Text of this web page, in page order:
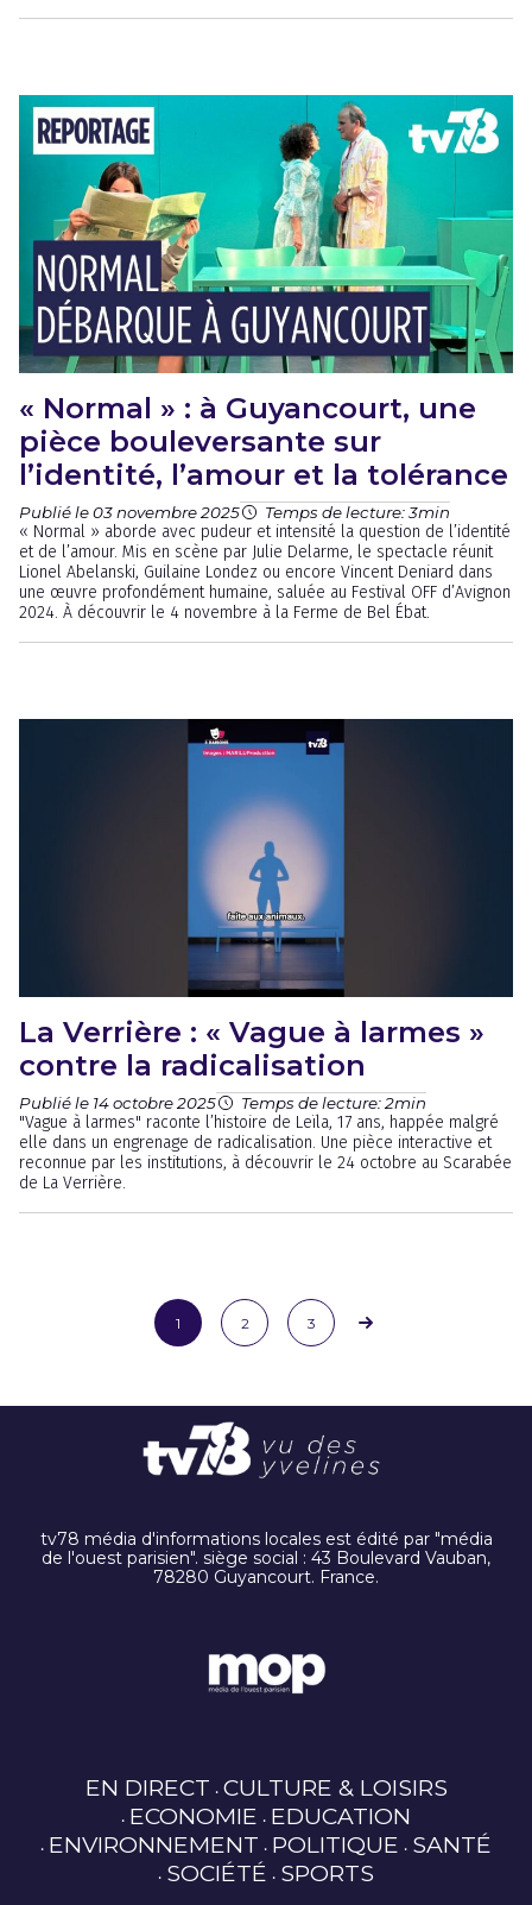
« Normal » : à Guyancourt, une
pièce bouleversante sur
l’identité, l’amour et la tolérance
Publié le 03 novembre 2025 Temps de lecture: 3min
« Normal » aborde avec pudeur et intensité la question de l’identité
et de l’amour. Mis en scène par Julie Delarme, le spectacle réunit
Lionel Abelanski, Guilaine Londez ou encore Vincent Deniard dans
une œuvre profondément humaine, saluée au Festival OFF d’Avignon
2024. À découvrir le 4 novembre à la Ferme de Bel Ébat.
La Verrière : « Vague à larmes »
contre la radicalisation
Publié le 14 octobre 2025 Temps de lecture: 2min
"Vague à larmes" raconte l’histoire de Leïla, 17 ans, happée malgré
elle dans un engrenage de radicalisation. Une pièce interactive et
reconnue par les institutions, à découvrir le 24 octobre au Scarabée
de La Verrière.
1 2 3
tv78 média d'informations locales est édité par "média
de l'ouest parisien". siège social : 43 Boulevard Vauban,
78280 Guyancourt. France.
EN DIRECT CULTURE & LOISIRS
ECONOMIE EDUCATION
ENVIRONNEMENT POLITIQUE SANTÉ
SOCIÉTÉ SPORTS